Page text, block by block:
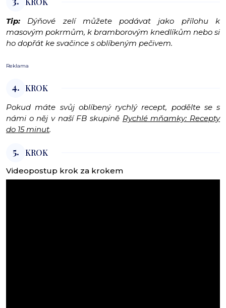
Tip: Dýňové zelí můžete podávat jako přílohu k
masovým pokrmům, k bramborovým knedlíkům nebo si
ho dopřát ke svačince s oblíbeným pečivem.
Reklama
4. KROK
Pokud máte svůj oblíbený rychlý recept, podělte se s
námi o něj v naší FB skupině Rychlé mňamky: Recepty
do 15 minut.
5. KROK
Videopostup krok za krokem